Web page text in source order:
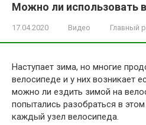
Можно ли использовать
17.04.2020 Видео Главный
Наступает зима, но многие
велосипеде и у них возникает
можно ли ездить зимой на
попытались разобраться в
каждый узел велосипеда.